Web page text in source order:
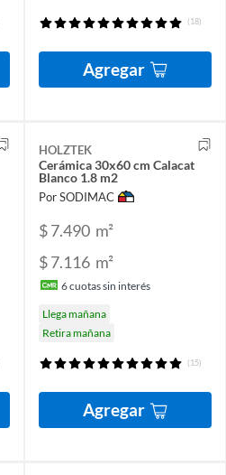
(18)
Agregar
HOLZTEK
Cerámica 30x60 cm Calacat
Blanco 1.8 m2
Por SODIMAC
$ 7.490 m²
$ 7.116 m²
6cuotas sin interés
Llega mañana
Retira mañana
(15)
Agregar